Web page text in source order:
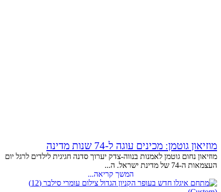
מוזיאון גוטמן: מכינים עוגה ל-74 שנות מדינה
מוזיאון נחום גוטמן לאמנות בנווה-צדק יערוך סדנה חגיגית לילדים לרגל יום
העצמאות ה-74 של מדינת ישראל. ה...
המשך קריאה...